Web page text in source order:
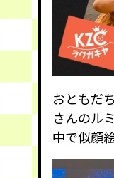
おともだ
さんのル
中で似顔